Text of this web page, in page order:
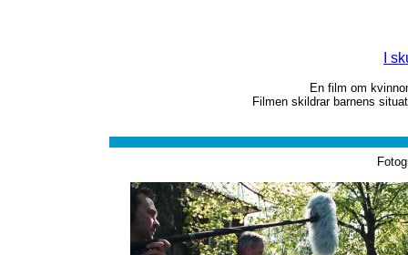
I
En film om
Filmen skildrar barnens